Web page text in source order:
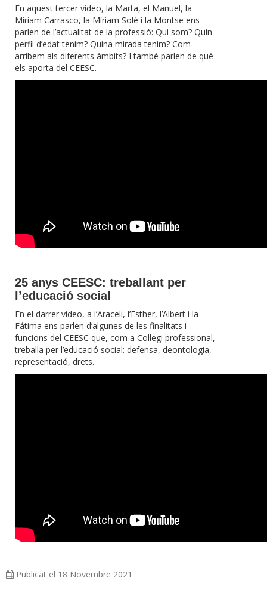
En aquest tercer vídeo, la Marta, el Manuel, la
Miriam Carrasco, la Míriam Solé i la Montse ens
parlen de l’actualitat de la professió: Qui som? Quin
perfil d’edat tenim? Quina mirada tenim? Com
arribem als diferents àmbits? I també parlen de què
els aporta del CEESC.
25 anys CEESC: treballant per
l’educació social
En el darrer vídeo, a l’Araceli, l’Esther, l’Albert i la
Fátima ens parlen d’algunes de les finalitats i
funcions del CEESC que, com a Col·legi professional,
treballa per l’educació social: defensa, deontologia,
representació, drets.
Publicat el 18 Novembre 2021